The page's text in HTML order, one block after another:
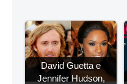
David Guetta e
Jennifer Hudson,